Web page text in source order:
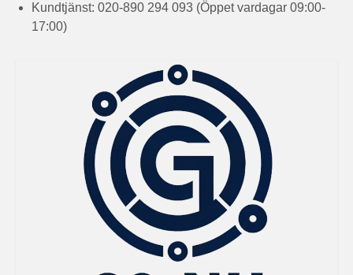
Kundtjänst: 020-890 294 093 (Öppet vardagar 09:00-
17:00)